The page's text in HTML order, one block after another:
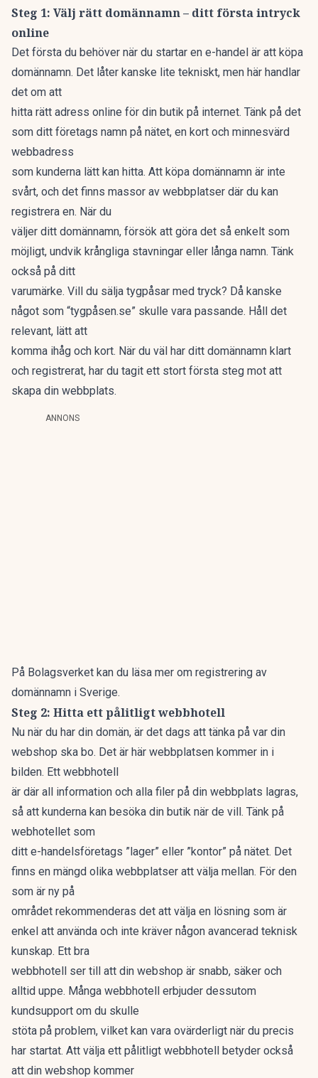
Steg 1: Välj rätt domännamn – ditt första intryck
online
Det första du behöver när du startar en e-handel är att köpa
domännamn. Det låter kanske lite tekniskt, men här handlar
det om att
hitta rätt adress online för din butik på internet. Tänk på det
som ditt företags namn på nätet, en kort och minnesvärd
webbadress
som kunderna lätt kan hitta. Att köpa domännamn är inte
svårt, och det finns massor av webbplatser där du kan
registrera en. När du
väljer ditt domännamn, försök att göra det så enkelt som
möjligt, undvik krångliga stavningar eller långa namn. Tänk
också på ditt
varumärke. Vill du sälja tygpåsar med tryck? Då kanske
något som “tygpåsen.se” skulle vara passande. Håll det
relevant, lätt att
komma ihåg och kort. När du väl har ditt domännamn klart
och registrerat, har du tagit ett stort första steg mot att
skapa din webbplats.
ANNONS
På Bolagsverket kan du läsa mer om registrering av
domännamn i Sverige.
Steg 2: Hitta ett pålitligt webbhotell
Nu när du har din domän, är det dags att tänka på var din
webshop ska bo. Det är här webbplatsen kommer in i
bilden. Ett webbhotell
är där all information och alla filer på din webbplats lagras,
så att kunderna kan besöka din butik när de vill. Tänk på
webhotellet som
ditt e-handelsföretags ”lager” eller ”kontor” på nätet. Det
finns en mängd olika webbplatser att välja mellan. För den
som är ny på
området rekommenderas det att välja en lösning som är
enkel att använda och inte kräver någon avancerad teknisk
kunskap. Ett bra
webbhotell ser till att din webshop är snabb, säker och
alltid uppe. Många webbhotell erbjuder dessutom
kundsupport om du skulle
stöta på problem, vilket kan vara ovärderligt när du precis
har startat. Att välja ett pålitligt webbhotell betyder också
att din webshop kommer